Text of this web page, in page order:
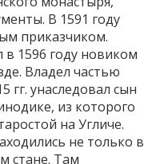
В 1591 году
приказчиком.
1596 году новиком
Владел частью
гг. унаследовал сын
из которого
на Угличе.
не только в
стане. Там